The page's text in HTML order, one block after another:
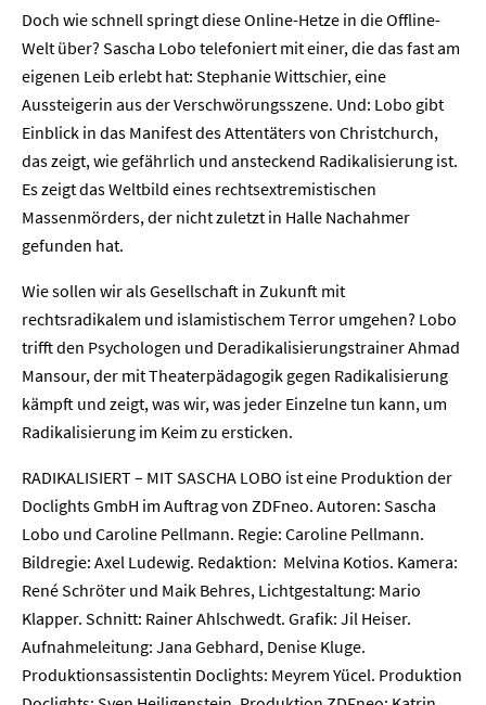
Doch wie schnell springt diese Online-Hetze in die Offline-
Welt über? Sascha Lobo telefoniert mit einer, die das fast am
eigenen Leib erlebt hat: Stephanie Wittschier, eine
Aussteigerin aus der Verschwörungsszene. Und: Lobo gibt
Einblick in das Manifest des Attentäters von Christchurch,
das zeigt, wie gefährlich und ansteckend Radikalisierung ist.
Es zeigt das Weltbild eines rechtsextremistischen
Massenmörders, der nicht zuletzt in Halle Nachahmer
gefunden hat.
Wie sollen wir als Gesellschaft in Zukunft mit
rechtsradikalem und islamistischem Terror umgehen? Lobo
trifft den Psychologen und Deradikalisierungstrainer Ahmad
Mansour, der mit Theaterpädagogik gegen Radikalisierung
kämpft und zeigt, was wir, was jeder Einzelne tun kann, um
Radikalisierung im Keim zu ersticken.
RADIKALISIERT – MIT SASCHA LOBO ist eine Produktion der
Doclights GmbH im Auftrag von ZDFneo. Autoren: Sascha
Lobo und Caroline Pellmann. Regie: Caroline Pellmann.
Bildregie: Axel Ludewig. Redaktion: Melvina Kotios. Kamera:
René Schröter und Maik Behres, Lichtgestaltung: Mario
Klapper. Schnitt: Rainer Ahlschwedt. Grafik: Jil Heiser.
Aufnahmeleitung: Jana Gebhard, Denise Kluge.
Produktionsassistentin Doclights: Meyrem Yücel. Produktion
Home
Unternehmen
Karriere
Kontakt
Newsletter Datenschutz Impressum